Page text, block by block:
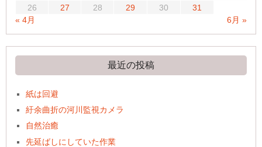
26
27 28 29 30
31
« 4月
6月 »
最近の投稿
紙は回避
紆余曲折の河川監視カメラ
自然治癒
先延ばしにしていた作業